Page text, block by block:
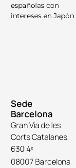
españolas con
intereses en Japón
Sede
Barcelona
Gran Vía de les
Corts Catalanes,
630 4º
08007 Barcelona